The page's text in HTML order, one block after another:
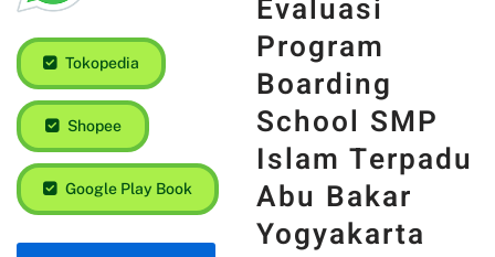
Tokopedia
Shopee
Google Play Book
Evaluasi
Program
Boarding
School SMP
Islam Terpadu
Abu Bakar
Yogyakarta